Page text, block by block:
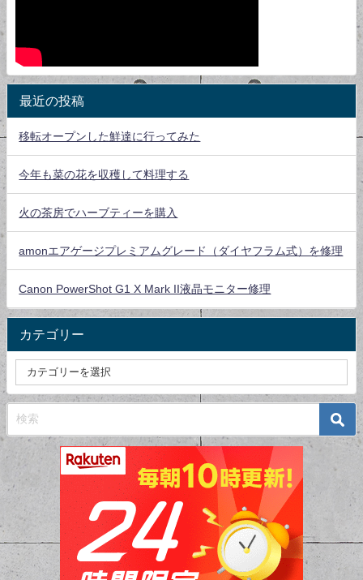
最近の投稿
移転オープンした鮮達に行ってみた
今年も菜の花を収穫して料理する
火の茶房でハーブティーを購入
amonエアゲージプレミアムグレード（ダイヤフラム式）を修理
Canon PowerShot G1 X Mark II液晶モニター修理
カテゴリー